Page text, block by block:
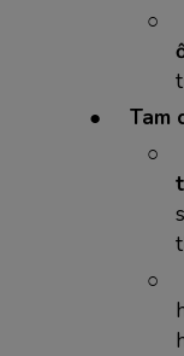
○
●
Tam
○
○